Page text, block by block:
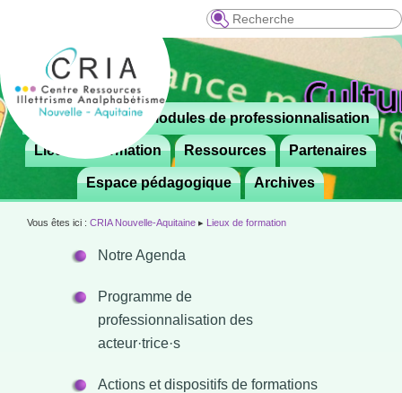
Recherche
Menu
principal
Aller
contenu
principal
 Le CRIA Modules de professionnalisation
Lieux de formation Ressources Partenaires
Espace pédagogique Archives
Vous êtes ici : CRIA Nouvelle-Aquitaine ▸ Lieux de formation
Notre Agenda
Programme de
professionnalisation des
acteur·trice·s
Actions et dispositifs de formations